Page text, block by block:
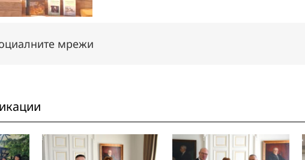
мрежи